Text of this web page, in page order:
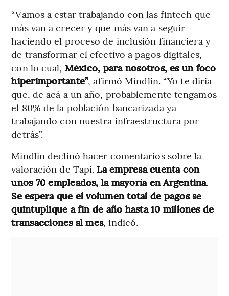
“Vamos a estar trabajando con las fintech que
más van a crecer y que más van a seguir
haciendo el proceso de inclusión financiera y
de transformar el efectivo a pagos digitales,
con lo cual, México, para nosotros, es un foco
hiperimportante”, afirmó Mindlin. “Yo te diría
que, de acá a un año, probablemente tengamos
el 80% de la población bancarizada ya
trabajando con nuestra infraestructura por
detrás”.
Mindlin declinó hacer comentarios sobre la
valoración de Tapi. La empresa cuenta con
unos 70 empleados, la mayoría en Argentina.
Se espera que el volumen total de pagos se
quintuplique a fin de año hasta 10 millones de
transacciones al mes, indicó.